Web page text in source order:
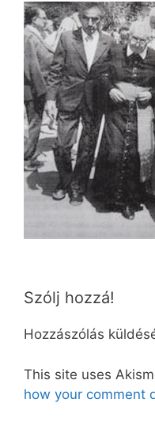
Szólj hozzá!
Hozzászólás
This site uses
how your comment